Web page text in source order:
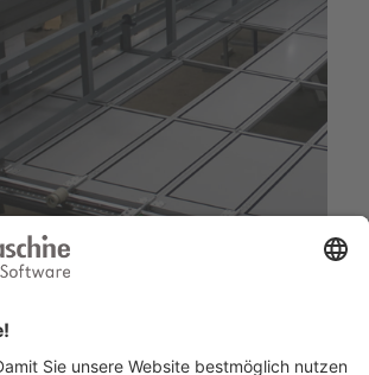
Anforderungen und suchen eine Lösung?